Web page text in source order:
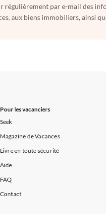
régulièrement par e-mail des
aux biens immobiliers, ainsi
Pour les vacanciers
Seek
Magazine de Vacances
Livre en toute sécurité
Aide
FAQ
Contact